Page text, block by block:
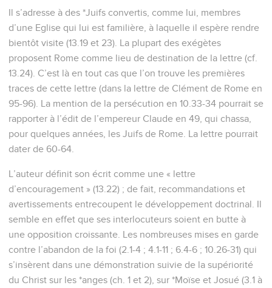
Il s’adresse à des *Juifs convertis, comme lui, membres
d’une Eglise qui lui est familière, à laquelle il espère rendre
bientôt visite (13.19 et 23). La plupart des exégètes
proposent Rome comme lieu de destination de la lettre (cf.
13.24). C’est là en tout cas que l’on trouve les premières
traces de cette lettre (dans la lettre de Clément de Rome en
95-96). La mention de la persécution en 10.33-34 pourrait se
rapporter à l’édit de l’empereur Claude en 49, qui chassa,
pour quelques années, les Juifs de Rome. La lettre pourrait
dater de 60-64.
L’auteur définit son écrit comme une « lettre
d’encouragement » (13.22) ; de fait, recommandations et
avertissements entrecoupent le développement doctrinal. Il
semble en effet que ses interlocuteurs soient en butte à
une opposition croissante. Les nombreuses mises en garde
contre l’abandon de la foi (2.1-4 ; 4.1-11 ; 6.4-6 ; 10.26-31) qui
s’insèrent dans une démonstration suivie de la supériorité
du Christ sur les *anges (ch. 1 et 2), sur *Moïse et Josué (3.1 à